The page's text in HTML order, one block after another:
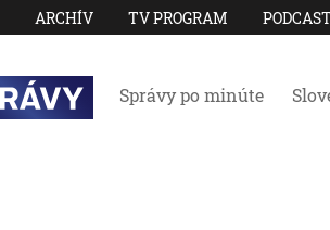
ARCHÍV TV PROGRAM
Správy po minúte